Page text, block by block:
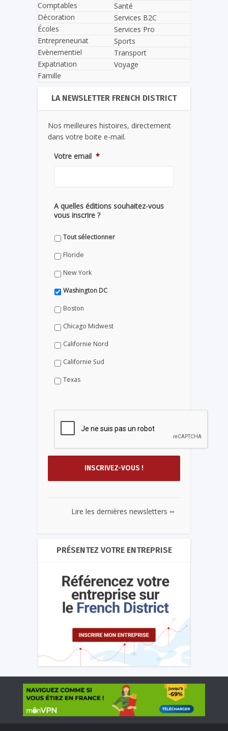
Comptables
Décoration
Écoles
Entrepreneuriat
Evènementiel
Expatriation
Famille
Santé
Services B2C
Services Pro
Sports
Transport
Voyage
LA NEWSLETTER FRENCH DISTRICT
Nos meilleures histoires, directement
dans votre boite e-mail.
Votre email *
A quelles éditions souhaitez-vous
vous inscrire ?
Tout sélectionner
Floride
New York
Washington DC
Boston
Chicago Midwest
Californie Nord
Californie Sud
Texas
Lire les dernières newsletters ...
PRÉSENTEZ VOTRE ENTREPRISE